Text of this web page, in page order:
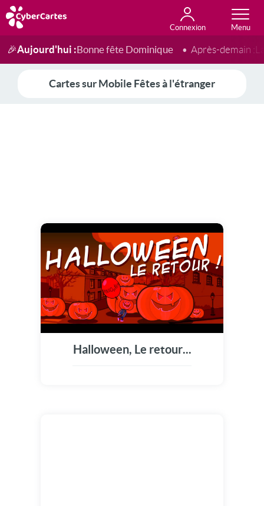
Connexion
Anniversaire
Fête du jour
Amour
Amitié
Merci
Toutes les cartes
🎉Aujourd'hui :Bonne fête Dominique Après-demain :
Cartes sur Mobile Fêtes à l'étranger
Halloween, Le retour...